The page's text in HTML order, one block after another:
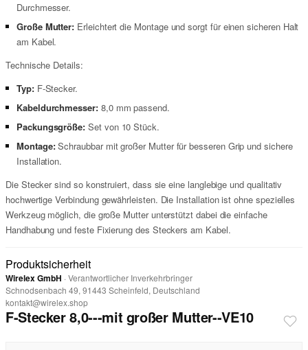
Durchmesser.
Große Mutter: Erleichtert die Montage und sorgt für einen sicheren Halt
am Kabel.
Technische Details:
Typ:F-Stecker.
Kabeldurchmesser:8,0 mm passend.
Packungsgröße: Set von 10 Stück.
Montage:Schraubbar mit großer Mutter für besseren Grip und sichere
Installation.
Die Stecker sind so konstruiert, dass sie eine langlebige und qualitativ
hochwertige Verbindung gewährleisten. Die Installation ist ohne spezielles
Werkzeug möglich, die große Mutter unterstützt dabei die einfache
Handhabung und feste Fixierung des Steckers am Kabel.
Produktsicherheit
Wirelex GmbH · Verantwortlicher Inverkehrbringer
Schnodsenbach 49, 91443 Scheinfeld, Deutschland
kontakt@wirelex.shop
F-Stecker 8,0---mit großer Mutter--VE10